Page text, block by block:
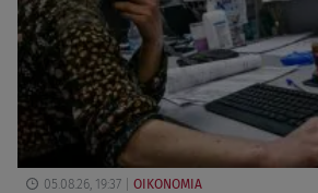
05.08.26, 19:37 ΟΙΚΟΝΟΜΙΑ